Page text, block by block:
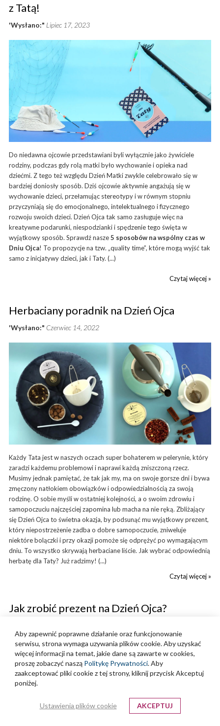
z Tatą!
'Wysłano:" Lipiec 17, 2023
Do niedawna ojcowie przedstawiani byli wyłącznie jako żywiciele
rodziny, podczas gdy rolą matki było wychowanie i opieka nad
dziećmi. Z tego też względu Dzień Matki zwykle celebrowało się w
bardziej doniosły sposób. Dziś ojcowie aktywnie angażują się w
wychowanie dzieci, przełamując stereotypy i w równym stopniu
przyczyniają się do emocjonalnego, intelektualnego i fizycznego
rozwoju swoich dzieci. Dzień Ojca tak samo zasługuje więc na
kreatywne podarunki, niespodzianki i spędzenie tego święta w
wyjątkowy sposób. Sprawdź nasze5 sposobów na wspólny czas w
Dniu Ojca! To propozycje na tzw. „quality time”, które mogą wyjść tak
samo z inicjatywy dzieci, jak i Taty. (...)
Czytaj więcej »
Herbaciany poradnik na Dzień Ojca
'Wysłano:" Czerwiec 14, 2022
Każdy Tata jest w naszych oczach super bohaterem w pelerynie, który
zaradzi każdemu problemowi i naprawi każdą zniszczoną rzecz.
Musimy jednak pamiętać, że tak jak my, ma on swoje gorsze dni i bywa
zmęczony natłokiem obowiązków i odpowiedzialnością za swoją
rodzinę. O sobie myśli w ostatniej kolejności, a o swoim zdrowiu i
samopoczuciu najczęściej zapomina lub macha na nie ręką. Zbliżający
się Dzień Ojca to świetna okazja, by podsunąć mu wyjątkowy prezent,
który niepostrzeżenie zadba o dobre samopoczucie, zniweluje
niektóre bolączki i przy okazji pomoże się odprężyć po wymagającym
dniu. To wszystko skrywają herbaciane liście. Jak wybrać odpowiednią
herbatę dla Taty? Już radzimy! (...)
Czytaj więcej »
Jak zrobić prezent na Dzień Ojca?
'Wysłano:" Czerwiec 07, 2022
Aby zapewnić poprawne działanie oraz funkcjonowanie
serwisu, strona wymaga uzywania plików cookie. Aby uzyskać
więcej informacji na temat, jakie dane są zawarte w cookies,
proszę zobaczyć naszą Politykę Prywatności. Aby
zaakceptować pliki cookie z tej strony, kliknij przycisk Akceptuj
poniżej.
Ustawienia plików cookie AKCEPTUJ